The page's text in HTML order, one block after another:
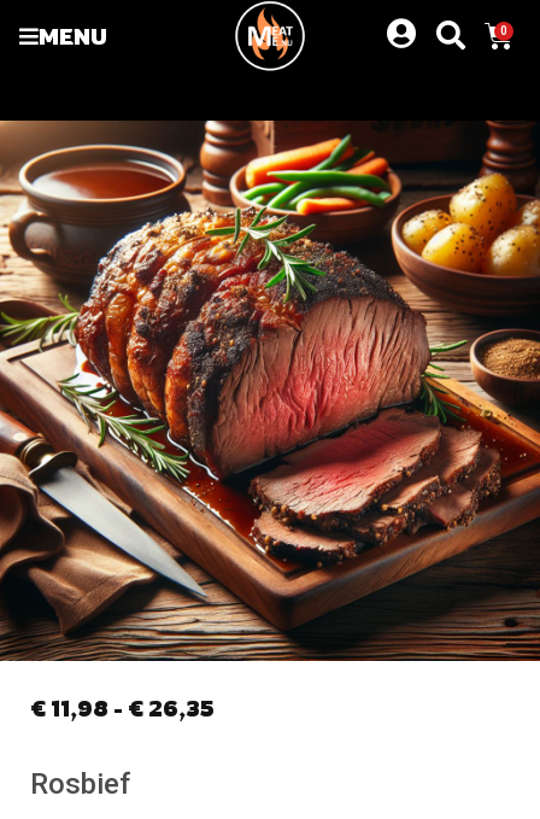
MENU 0
€ 11,98 - € 26,35
Rosbief